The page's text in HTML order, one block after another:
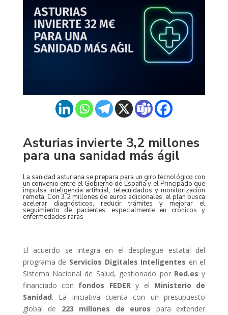
Asturias invierte 3,2 millones
para una sanidad más ágil
La sanidad asturiana se prepara para un giro tecnológico con
un convenio entre el Gobierno de España y el Principado que
impulsa inteligencia artificial, telecuidados y monitorización
remota. Con 3,2 millones de euros adicionales, el plan busca
acelerar diagnósticos, reducir trámites y mejorar el
seguimiento de pacientes, especialmente en crónicos y
enfermedades raras
El acuerdo se integra en el despliegue estatal del
programa de Servicios Digitales Inteligentes en el
Sistema Nacional de Salud, gestionado por Red.es y
financiado con fondos FEDERy el Ministerio de
Sanidad. La iniciativa cuenta con un presupuesto
global de 223 millones de euros para extender